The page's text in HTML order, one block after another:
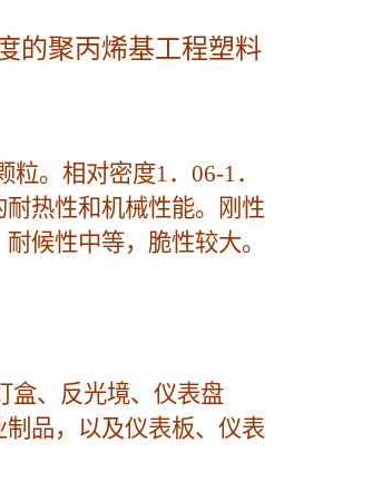
的聚丙烯基工程塑料
。相对密度1．06-1．
热性和机械性能。刚性
候性中等，脆性较大。
盒、反光境、仪表盘
品，以及仪表板、仪表